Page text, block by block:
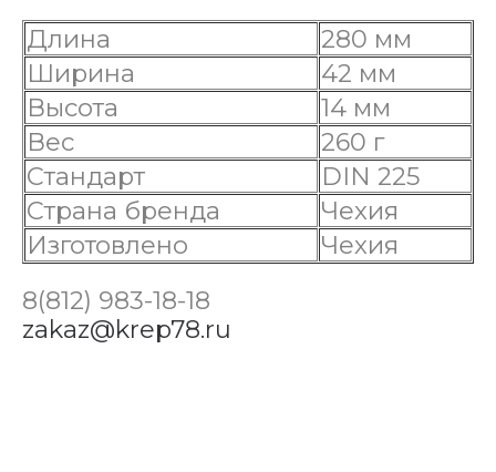
Длина
280 мм
Ширина
42 мм
Высота
14 мм
Вес
260 г
Стандарт
DIN 225
Страна бренда
Чехия
Изготовлено
Чехия
8(812) 983-18-18
zakaz@krep78.ru